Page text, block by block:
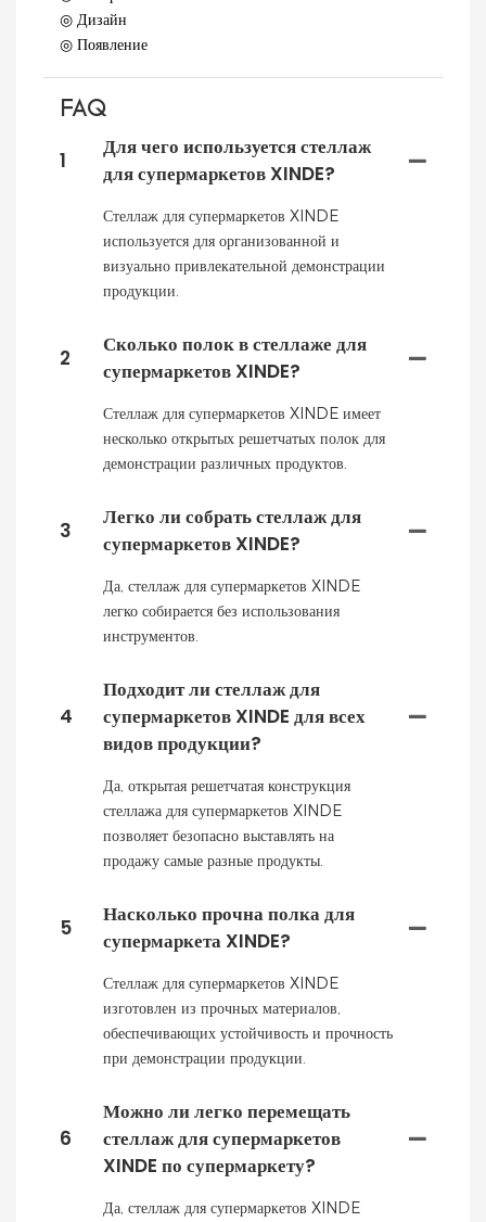
◎ Дизайн
◎ Появление
FAQ
1
Для чего используется стеллаж
для супермаркетов XINDE?
Стеллаж для супермаркетов XINDE
используется для организованной и
визуально привлекательной демонстрации
продукции.
2
Сколько полок в стеллаже для
супермаркетов XINDE?
Стеллаж для супермаркетов XINDE имеет
несколько открытых решетчатых полок для
демонстрации различных продуктов.
3
Легко ли собрать стеллаж для
супермаркетов XINDE?
Да, стеллаж для супермаркетов XINDE
легко собирается без использования
инструментов.
4
Подходит ли стеллаж для
супермаркетов XINDE для всех
видов продукции?
Да, открытая решетчатая конструкция
стеллажа для супермаркетов XINDE
позволяет безопасно выставлять на
продажу самые разные продукты.
5
Насколько прочна полка для
супермаркета XINDE?
Стеллаж для супермаркетов XINDE
изготовлен из прочных материалов,
обеспечивающих устойчивость и прочность
при демонстрации продукции.
6
Можно ли легко перемещать
стеллаж для супермаркетов
XINDE по супермаркету?
Да, стеллаж для супермаркетов XINDE